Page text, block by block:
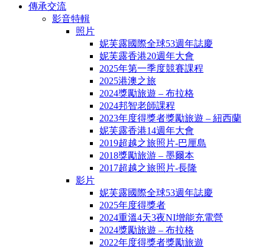
傳承交流
影音特輯
照片
妮芙露國際全球53週年誌慶
妮芙露香港20週年大會
2025年第一季度競賽課程
2025港澳之旅
2024獎勵旅遊 – 布拉格
2024邦智老師課程
2023年度得獎者獎勵旅遊 – 紐西蘭
妮芙露香港14週年大會
2019超越之旅照片-巴厘島
2018獎勵旅游 – 墨爾本
2017超越之旅照片-長隆
影片
妮芙露國際全球53週年誌慶
2025年度得獎者
2024重溫4天3夜NI增能充電營
2024獎勵旅遊 – 布拉格
2022年度得獎者獎勵旅遊